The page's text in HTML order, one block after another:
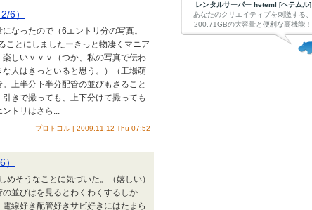
6）
なったので（6エントリ分の写真。
ことにしましたーきっと物凄くマニア
しいｖｖｖ（つか、私の写真で伝わ
人はきっといると思う。）（工場萌
上半分下半分配管の並びもさること
きで撮っても、上下分けて撮っても
トリはさら...
プロトコル | 2009.11.12 Thu 07:52
そうなことに気づいた。（嬉しい）
並びはを見るとわくわくするしか
線好き配管好きサビ好きにはたまら
レンタルサーバー heteml [ヘテムル]
あなたのクリエイティブを刺激する、
200.71GBの大容量と便利な高機能！